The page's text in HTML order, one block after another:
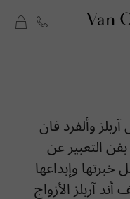
حب
وألفرد فان
التعبير عن
وإبداعها
آربلز الأزواج